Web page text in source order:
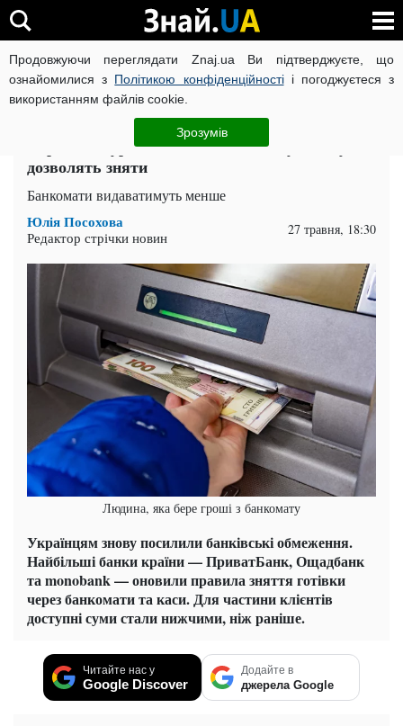
Продовжуючи переглядати Znaj.ua Ви підтверджуєте, що
ознайомилися з Політикою конфіденційностіі погоджуєтеся з
використанням файлів cookie.
Зрозумів
ВІЙНА РОСІЇ ПРОТИ УКРАЇНИ КОРОНАВІРУС В УКРАЇНІ
ЧИТАТЬ НА РУССКОМ
Українцям урізали ліміти на готівку: які суми
дозволять зняти
Банкомати видаватимуть менше
Юлія Посохова
Редактор стрічки новин 27 травня, 18:30
Людина, яка бере гроші з банкомату
Українцям знову посилили банківські обмеження.
Найбільші банки країни — ПриватБанк, Ощадбанк
та monobank — оновили правила зняття готівки
через банкомати та каси. Для частини клієнтів
доступні суми стали нижчими, ніж раніше.
Читайте нас у
Google Discover
Додайте в
джерела Google